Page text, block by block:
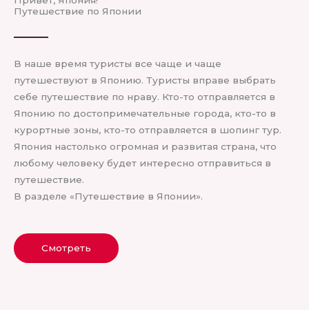
Путешествие по Японии
В наше время туристы все чаще и чаще
путешествуют в Японию. Туристы вправе выбрать
себе путешествие по нраву. Кто-то отправляется в
Японию по достопримечательные города, кто-то в
курортные зоны, кто-то отправляется в шопинг тур.
Япония настолько огромная и развитая страна, что
любому человеку будет интересно отправиться в
путешествие.
В разделе «Путешествие в Японии».
Смотреть